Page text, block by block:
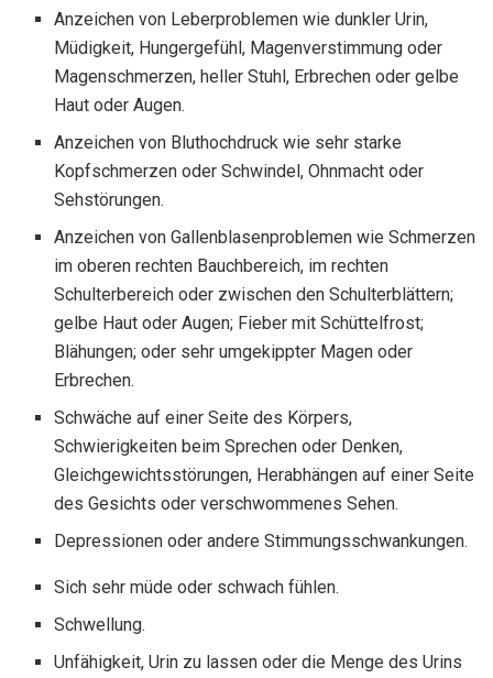
Anzeichen von Leberproblemen wie dunkler Urin,
Müdigkeit, Hungergefühl, Magenverstimmung oder
Magenschmerzen, heller Stuhl, Erbrechen oder gelbe
Haut oder Augen.
Anzeichen von Bluthochdruck wie sehr starke
Kopfschmerzen oder Schwindel, Ohnmacht oder
Sehstörungen.
Anzeichen von Gallenblasenproblemen wie Schmerzen
im oberen rechten Bauchbereich, im rechten
Schulterbereich oder zwischen den Schulterblättern;
gelbe Haut oder Augen; Fieber mit Schüttelfrost;
Blähungen; oder sehr umgekippter Magen oder
Erbrechen.
Schwäche auf einer Seite des Körpers,
Schwierigkeiten beim Sprechen oder Denken,
Gleichgewichtsstörungen, Herabhängen auf einer Seite
des Gesichts oder verschwommenes Sehen.
Depressionen oder andere Stimmungsschwankungen.
Sich sehr müde oder schwach fühlen.
Schwellung.
Unfähigkeit, Urin zu lassen oder die Menge des Urins